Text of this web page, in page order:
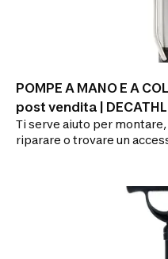
POMPE A MANO E A
post vendita |
riparazione
Ti serve aiuto per
riparare o trovare un